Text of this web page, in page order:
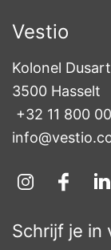
Vestio
Kolonel
3500 Hasselt
+32 11 800
Schrijf je in